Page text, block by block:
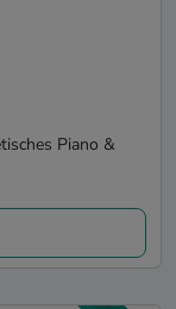
Piano &